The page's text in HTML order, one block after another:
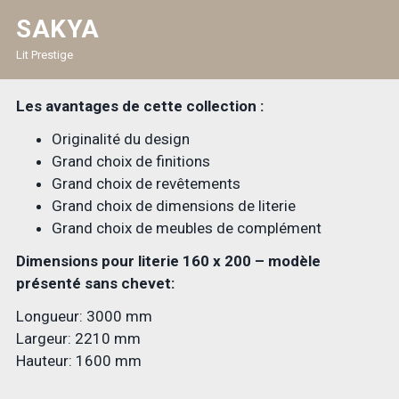
SAKYA
Lit Prestige
Les avantages de cette collection :
Originalité du design
Grand choix de finitions
Grand choix de revêtements
Grand choix de dimensions de literie
Grand choix de meubles de complément
Dimensions pour literie 160 x 200 – modèle
présenté sans chevet:
Longueur: 3000 mm
Largeur: 2210 mm
Hauteur: 1600 mm